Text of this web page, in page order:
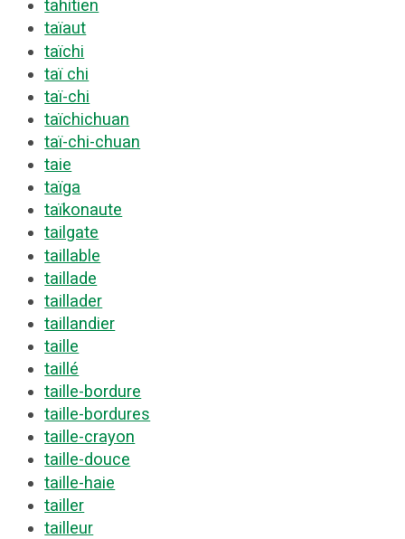
tahitien
taïaut
taïchi
taï chi
taï-chi
taïchichuan
taï-chi-chuan
taie
taïga
taïkonaute
tailgate
taillable
taillade
taillader
taillandier
taille
taillé
taille-bordure
taille-bordures
taille-crayon
taille-douce
taille-haie
tailler
tailleur